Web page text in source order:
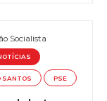
Socialista
SANTOS PSE